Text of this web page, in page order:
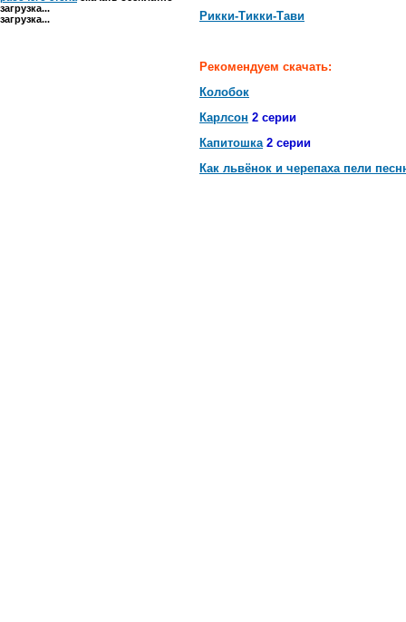
загрузка...
загрузка...
Рикки-Тикки-Тави
Рекомендуем скачать:
Колобок
Карлсон 2 серии
Капитошка 2 серии
Как львёнок и черепаха пели